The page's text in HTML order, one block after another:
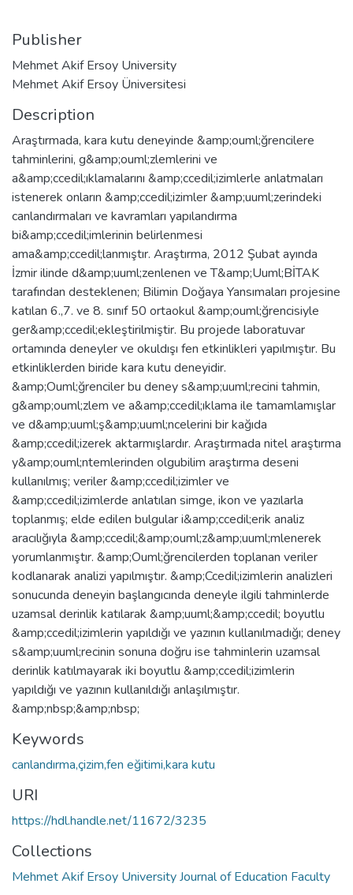
Publisher
Mehmet Akif Ersoy University
Mehmet Akif Ersoy Üniversitesi
Description
Araştırmada, kara kutu deneyinde &amp;ouml;ğrencilere
tahminlerini, g&amp;ouml;zlemlerini ve
a&amp;ccedil;ıklamalarını &amp;ccedil;izimlerle anlatmaları
istenerek onların &amp;ccedil;izimler &amp;uuml;zerindeki
canlandırmaları ve kavramları yapılandırma
bi&amp;ccedil;imlerinin belirlenmesi
ama&amp;ccedil;lanmıştır. Araştırma, 2012 Şubat ayında
İzmir ilinde d&amp;uuml;zenlenen ve T&amp;Uuml;BİTAK
tarafından desteklenen; Bilimin Doğaya Yansımaları projesine
katılan 6.,7. ve 8. sınıf 50 ortaokul &amp;ouml;ğrencisiyle
ger&amp;ccedil;ekleştirilmiştir. Bu projede laboratuvar
ortamında deneyler ve okuldışı fen etkinlikleri yapılmıştır. Bu
etkinliklerden biride kara kutu deneyidir.
&amp;Ouml;ğrenciler bu deney s&amp;uuml;recini tahmin,
g&amp;ouml;zlem ve a&amp;ccedil;ıklama ile tamamlamışlar
ve d&amp;uuml;ş&amp;uuml;ncelerini bir kağıda
&amp;ccedil;izerek aktarmışlardır. Araştırmada nitel araştırma
y&amp;ouml;ntemlerinden olgubilim araştırma deseni
kullanılmış; veriler &amp;ccedil;izimler ve
&amp;ccedil;izimlerde anlatılan simge, ikon ve yazılarla
toplanmış; elde edilen bulgular i&amp;ccedil;erik analiz
aracılığıyla &amp;ccedil;&amp;ouml;z&amp;uuml;mlenerek
yorumlanmıştır. &amp;Ouml;ğrencilerden toplanan veriler
kodlanarak analizi yapılmıştır. &amp;Ccedil;izimlerin analizleri
sonucunda deneyin başlangıcında deneyle ilgili tahminlerde
uzamsal derinlik katılarak &amp;uuml;&amp;ccedil; boyutlu
&amp;ccedil;izimlerin yapıldığı ve yazının kullanılmadığı; deney
s&amp;uuml;recinin sonuna doğru ise tahminlerin uzamsal
derinlik katılmayarak iki boyutlu &amp;ccedil;izimlerin
yapıldığı ve yazının kullanıldığı anlaşılmıştır.
&amp;nbsp;&amp;nbsp;
Keywords
canlandırma,çizim,fen eğitimi,kara kutu
URI
https://hdl.handle.net/11672/3235
Collections
Mehmet Akif Ersoy University Journal of Education Faculty